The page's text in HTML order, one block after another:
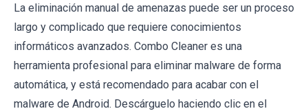
La eliminación manual de amenazas puede ser un proceso
largo y complicado que requiere conocimientos
informáticos avanzados. Combo Cleaner es una
herramienta profesional para eliminar malware de forma
automática, y está recomendado para acabar con el
malware de Android. Descárguelo haciendo clic en el